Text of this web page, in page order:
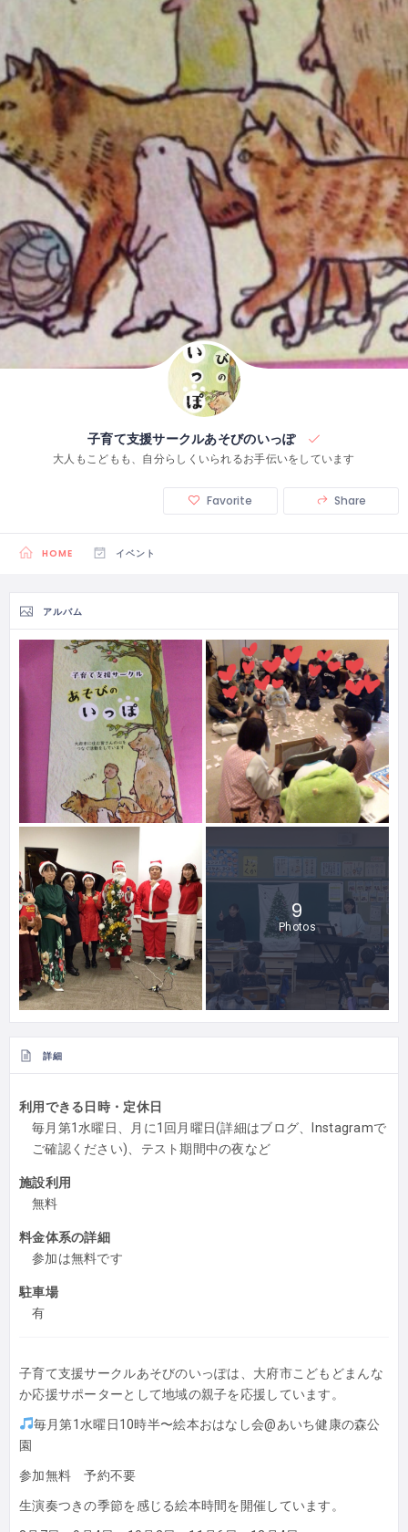
子育て支援サークルあそびのいっぽ
大人もこどもも、自分らしくいられるお手伝いをしています
Favorite Share
HOME イベント
アルバム
9
Photos
詳細
利用できる日時・定休日
毎月第1水曜日、月に1回月曜日(詳細はブログ、Instagramで
ご確認ください)、テスト期間中の夜など
施設利用
無料
料金体系の詳細
参加は無料です
駐車場
有
子育て支援サークルあそびのいっぽは、大府市こどもどまんな
か応援サポーターとして地域の親子を応援しています。
毎月第1水曜日10時半〜絵本おはなし会@あいち健康の森公
園
参加無料 予約不要
生演奏つきの季節を感じる絵本時間を開催しています。